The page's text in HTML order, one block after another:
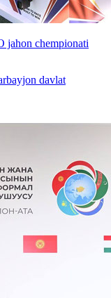
jahon chempionati
davlat